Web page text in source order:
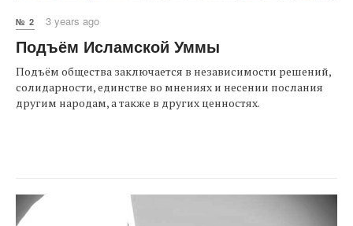
№ 2 3 years ago
Подъём Исламской Уммы
Подъём общества заключается в независимости решений,
солидарности, единстве во мнениях и несении послания
другим народам, а также в других ценностях.